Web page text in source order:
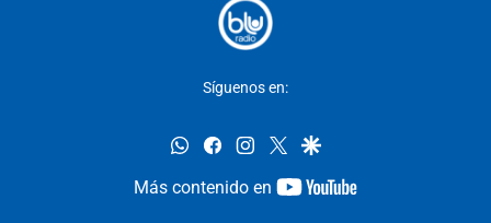
Síguenos en:
whatsappfacebookinstagram
twittergoogle
Más contenido en
youtube-